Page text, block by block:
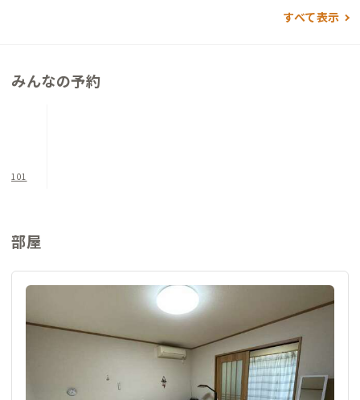
すべて表示
みんなの予約
101
部屋